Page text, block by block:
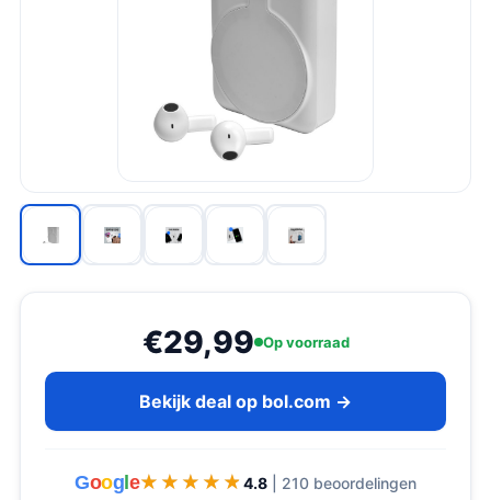
€29,99 Op voorraad
Bekijk deal op bol.com →
Goog e★★★★★
★★★★★ 4.8 | 210 beoordelingen